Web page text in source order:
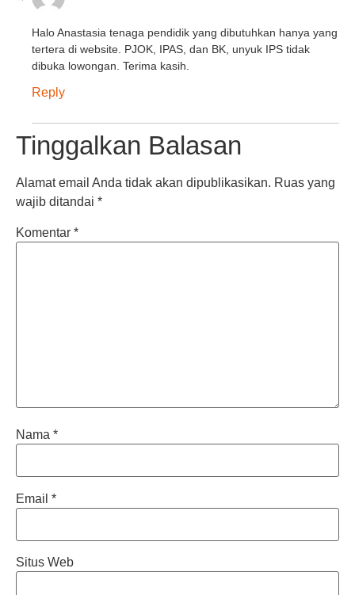
Halo Anastasia tenaga pendidik yang dibutuhkan hanya yang
tertera di website. PJOK, IPAS, dan BK, unyuk IPS tidak
dibuka lowongan. Terima kasih.
Reply
Tinggalkan Balasan
Alamat email Anda tidak akan dipublikasikan. Ruas yang
wajib ditandai *
Komentar *
Nama *
Email *
Situs Web